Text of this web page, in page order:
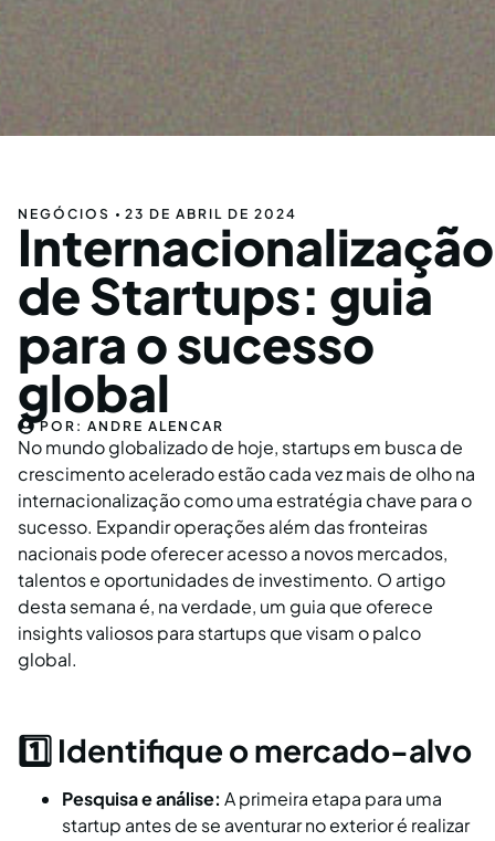
NEGÓCIOS 23 DE ABRIL DE 2024
Internacionalização
de Startups: guia
para o sucesso
global
POR: ANDRE ALENCAR
No mundo globalizado de hoje, startups em busca de
crescimento acelerado estão cada vez mais de olho na
internacionalização como uma estratégia chave para o
sucesso. Expandir operações além das fronteiras
nacionais pode oferecer acesso a novos mercados,
talentos e oportunidades de investimento. O artigo
desta semana é, na verdade, um guia que oferece
insights valiosos para startups que visam o palco
global.
1️⃣ Identifique o mercado-alvo
Pesquisa e análise: A primeira etapa para uma
startup antes de se aventurar no exterior é realizar